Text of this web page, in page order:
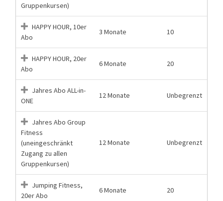
Gruppenkursen)
HAPPY HOUR, 10er
Abo
3 Monate 10
HAPPY HOUR, 20er
Abo
6 Monate 20
Jahres Abo ALL-in-
ONE
12 Monate Unbegrenzt
Jahres Abo Group
Fitness
(uneingeschränkt
Zugang zu allen
Gruppenkursen)
12 Monate Unbegrenzt
Jumping Fitness,
20er Abo
6 Monate 20